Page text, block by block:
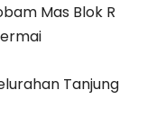
Mas Blok R
Tanjung